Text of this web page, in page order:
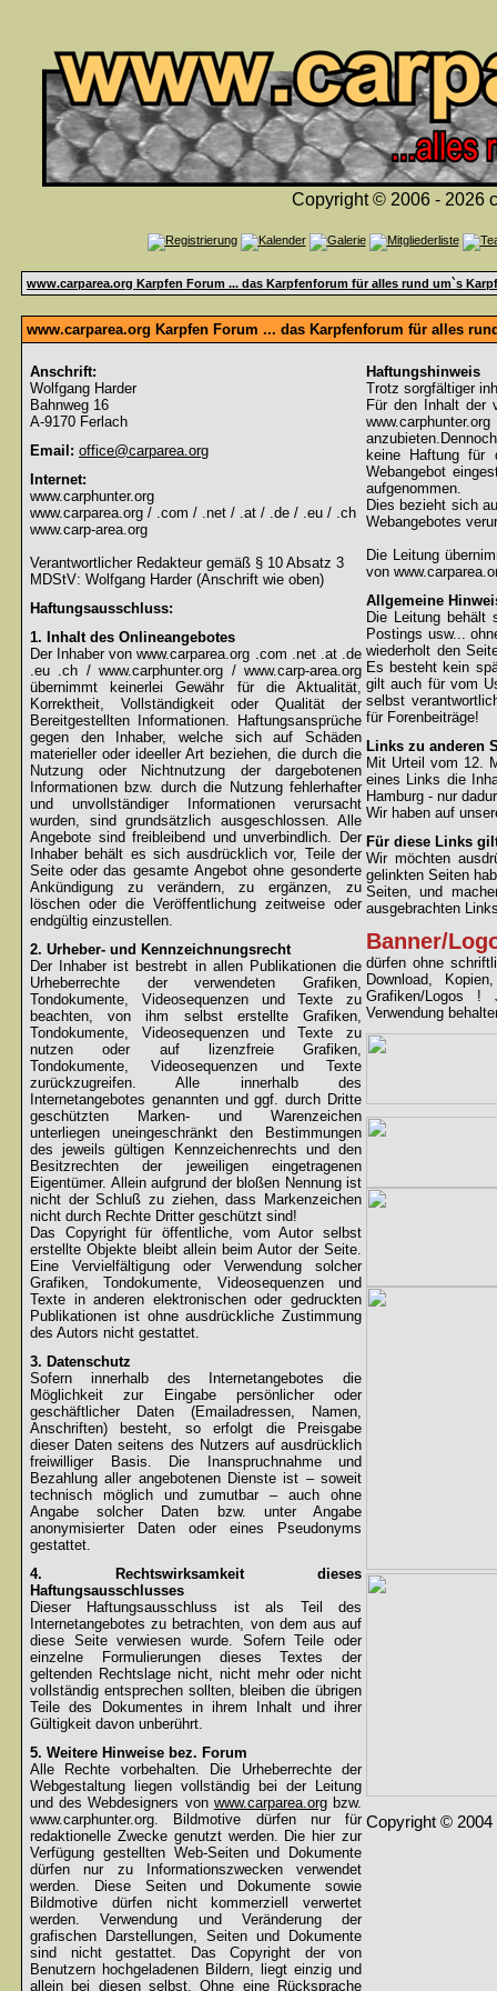
Copyright © 2006 - 2026
www.carparea.org Karpfen Forum ... das Karpfenforum für alles rund um`s
www.carparea.org Karpfen Forum ... das Karpfenforum für alles
Anschrift:
Wolfgang Harder
Bahnweg 16
A-9170 Ferlach
Email: office@carparea.org
Internet:
www.carphunter.org
www.carparea.org / .com / .net / .at / .de / .eu / .ch
www.carp-area.org
Verantwortlicher Redakteur gemäß § 10 Absatz 3
MDStV: Wolfgang Harder (Anschrift wie oben)
Haftungsausschluss:
1. Inhalt des Onlineangebotes
Der Inhaber von www.carparea.org .com .net .at .de
.eu .ch / www.carphunter.org / www.carp-area.org
übernimmt keinerlei Gewähr für die Aktualität,
Korrektheit, Vollständigkeit oder Qualität der
Bereitgestellten Informationen. Haftungsansprüche
gegen den Inhaber, welche sich auf Schäden
materieller oder ideeller Art beziehen, die durch die
Nutzung oder Nichtnutzung der dargebotenen
Informationen bzw. durch die Nutzung fehlerhafter
und unvollständiger Informationen verursacht
wurden, sind grundsätzlich ausgeschlossen. Alle
Angebote sind freibleibend und unverbindlich. Der
Inhaber behält es sich ausdrücklich vor, Teile der
Seite oder das gesamte Angebot ohne gesonderte
Ankündigung zu verändern, zu ergänzen, zu
löschen oder die Veröffentlichung zeitweise oder
endgültig einzustellen.
2. Urheber- und Kennzeichnungsrecht
Der Inhaber ist bestrebt in allen Publikationen die
Urheberrechte der verwendeten Grafiken,
Tondokumente, Videosequenzen und Texte zu
beachten, von ihm selbst erstellte Grafiken,
Tondokumente, Videosequenzen und Texte zu
nutzen oder auf lizenzfreie Grafiken,
Tondokumente, Videosequenzen und Texte
zurückzugreifen. Alle innerhalb des
Internetangebotes genannten und ggf. durch Dritte
geschützten Marken- und Warenzeichen
unterliegen uneingeschränkt den Bestimmungen
des jeweils gültigen Kennzeichenrechts und den
Besitzrechten der jeweiligen eingetragenen
Eigentümer. Allein aufgrund der bloßen Nennung ist
nicht der Schluß zu ziehen, dass Markenzeichen
nicht durch Rechte Dritter geschützt sind!
Das Copyright für öffentliche, vom Autor selbst
erstellte Objekte bleibt allein beim Autor der Seite.
Eine Vervielfältigung oder Verwendung solcher
Grafiken, Tondokumente, Videosequenzen und
Texte in anderen elektronischen oder gedruckten
Publikationen ist ohne ausdrückliche Zustimmung
des Autors nicht gestattet.
3. Datenschutz
Sofern innerhalb des Internetangebotes die
Möglichkeit zur Eingabe persönlicher oder
geschäftlicher Daten (Emailadressen, Namen,
Anschriften) besteht, so erfolgt die Preisgabe
dieser Daten seitens des Nutzers auf ausdrücklich
freiwilliger Basis. Die Inanspruchnahme und
Bezahlung aller angebotenen Dienste ist – soweit
technisch möglich und zumutbar – auch ohne
Angabe solcher Daten bzw. unter Angabe
anonymisierter Daten oder eines Pseudonyms
gestattet.
4. Rechtswirksamkeit dieses
Haftungsausschlusses
Dieser Haftungsausschluss ist als Teil des
Internetangebotes zu betrachten, von dem aus auf
diese Seite verwiesen wurde. Sofern Teile oder
einzelne Formulierungen dieses Textes der
geltenden Rechtslage nicht, nicht mehr oder nicht
vollständig entsprechen sollten, bleiben die übrigen
Teile des Dokumentes in ihrem Inhalt und ihrer
Gültigkeit davon unberührt.
5. Weitere Hinweise bez. Forum
Alle Rechte vorbehalten. Die Urheberrechte der
Webgestaltung liegen vollständig bei der Leitung
und des Webdesigners von www.carparea.orgbzw.
www.carphunter.org. Bildmotive dürfen nur für
redaktionelle Zwecke genutzt werden. Die hier zur
Verfügung gestellten Web-Seiten und Dokumente
dürfen nur zu Informationszwecken verwendet
werden. Diese Seiten und Dokumente sowie
Bildmotive dürfen nicht kommerziell verwertet
werden. Verwendung und Veränderung der
grafischen Darstellungen, Seiten und Dokumente
sind nicht gestattet. Das Copyright der von
Benutzern hochgeladenen Bildern, liegt einzig und
allein bei diesen selbst. Ohne eine Rücksprache
Haftungshinweis
Trotz sorgfältiger
Für den Inhalt der
keine Haftung für
Webangebot
aufgenommen.
Dies bezieht sich
Webangebotes
Die Leitung
von
Allgemeine
Die Leitung behält
Postings usw...
wiederholt den
Es besteht kein
gilt auch für vom
selbst
für Forenbeiträge!
Links zu anderen
Mit Urteil vom 12.
eines Links die
Hamburg - nur
Wir haben auf
Für diese Links
Wir möchten
gelinkten Seiten
Seiten, und
ausgebrachten
Banner/
dürfen ohne
Download,
Grafiken/Logos !
Verwendung
Copyright © 2004